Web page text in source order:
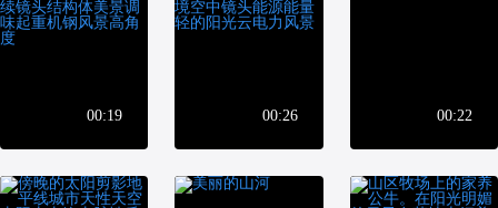
00:19 00:26 00:22